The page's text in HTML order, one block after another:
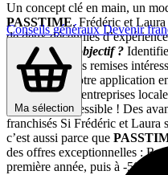
Conseils générauxDevenir
Ma sélection
Un concept clé en main, un
PASSTIME, Frédéric et
de deux décennies
Quel est leur objectif ?
proposeront des remises
promouvant notre application
collectivités et entreprises
facilement accessible ! Des
franchisés Si Frédéric et Laura
c’est aussi parce que
des offres exceptionnelles :
première année, puis à -50%